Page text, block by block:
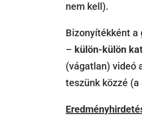
nem kell).
Bizonyítékként a
– külön-külön
(vágatlan) videó
teszünk közzé